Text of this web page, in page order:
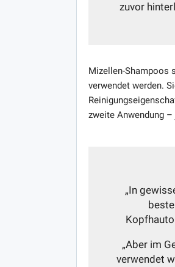
zuvor
Mizellen-Shampoos
verwendet werden.
zweite Anwendung
„In
„Aber im
verwendet